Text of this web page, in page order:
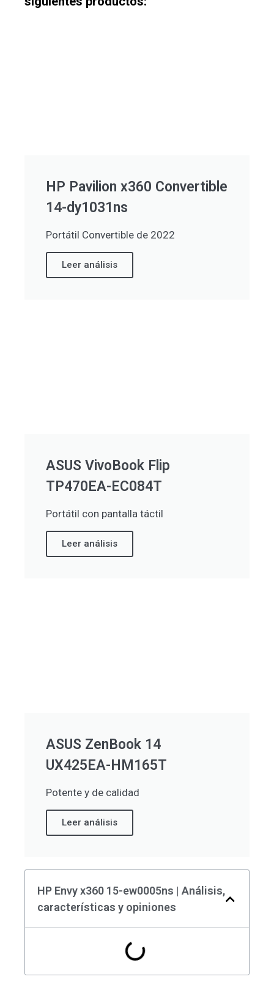
HP Pavilion x360 Convertible
14-dy1031ns
Portátil Convertible de 2022
Leer análisis
ASUS VivoBook Flip
TP470EA-EC084T
Portátil con pantalla táctil
Leer análisis
ASUS ZenBook 14
UX425EA-HM165T
Potente y de calidad
Leer análisis
HP Envy x360 15-ew0005ns | Análisis,
características y opiniones